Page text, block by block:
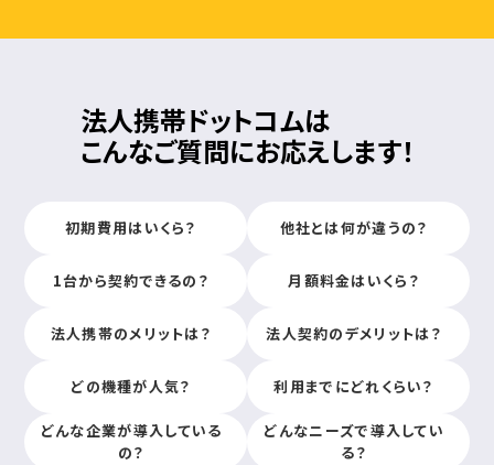
法人携帯ドットコムは
こんなご質問にお応えします！
初期費用はいくら？ 他社とは何が違うの？
1台から契約できるの？ 月額料金はいくら？
法人携帯のメリットは？ 法人契約のデメリットは？
どの機種が人気？ 利用までにどれくらい？
どんな企業が導入している
の？
どんなニーズで導入してい
る？